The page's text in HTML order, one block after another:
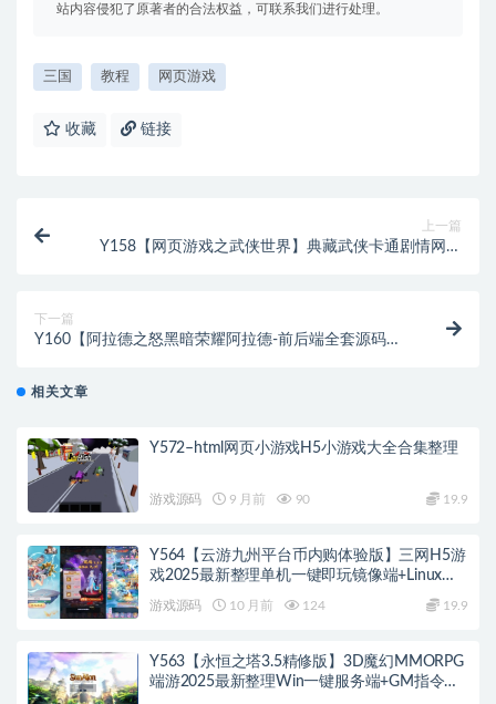
站内容侵犯了原著者的合法权益，可联系我们进行处理。
三国 教程 网页游戏
收藏 链接
上一篇
Y158【网页游戏之武侠世界】典藏武侠卡通剧情网页
下一篇
Y160【阿拉德之怒黑暗荣耀阿拉德-前后端全套源码】
相关文章
Y572–html网页小游戏H5小游戏大全合集整理
游戏源码 9 月前 90 19.9
Y564【云游九州平台币内购体验版】三网H5游
戏2025最新整理单机一键即玩镜像端+Linux手
游戏源码 10 月前 124 19.9
Y563【永恒之塔3.5精修版】3D魔幻MMORPG
端游2025最新整理Win一键服务端+GM指令